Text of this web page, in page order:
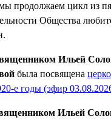
продолжаем цикл из
Общества
Ильей
была посвящена
е годы (эфир
Ильей